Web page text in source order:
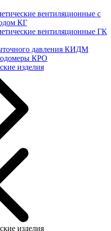
вентиляционные с
КГ
вентиляционные ГК
давления КИДМ
КРО
изделия
изделия